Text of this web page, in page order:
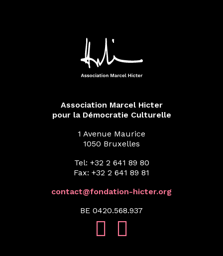
Association Marcel Hicter
pour la Démocratie Culturelle
1 Avenue Maurice
1050 Bruxelles
Tel: +32 2 641 89 80
Fax: +32 2 641 89 81
contact@fondation-hicter.org
BE 0420.568.937